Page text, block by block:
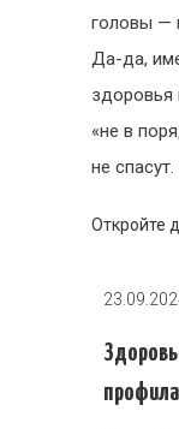
головы —
Да-да,
здоровья
«не в
не
Откройте